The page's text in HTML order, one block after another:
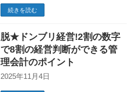
続きを読む
脱★ドンブリ経営!2割の数字
で8割の経営判断ができる管
理会計のポイント
2025年11月4日